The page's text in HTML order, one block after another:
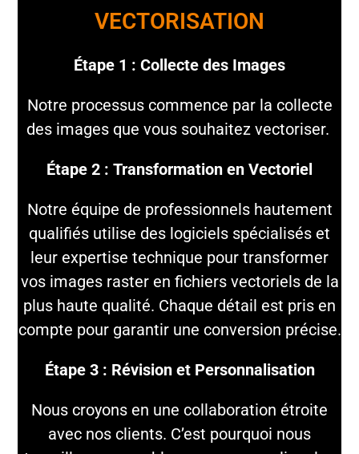
VECTORISATION
Étape 1 : Collecte des Images
Notre processus commence par la collecte
des images que vous souhaitez vectoriser.
Étape 2 : Transformation en Vectoriel
Notre équipe de professionnels hautement
qualifiés utilise des logiciels spécialisés et
leur expertise technique pour transformer
vos images raster en fichiers vectoriels de la
plus haute qualité. Chaque détail est pris en
compte pour garantir une conversion précise.
Étape 3 : Révision et Personnalisation
Nous croyons en une collaboration étroite
avec nos clients. C’est pourquoi nous